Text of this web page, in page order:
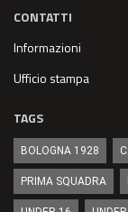
CONTATTI
Informazioni
Ufficio stampa
TAGS
BOLOGNA 1928
PRIMA SQUADRA